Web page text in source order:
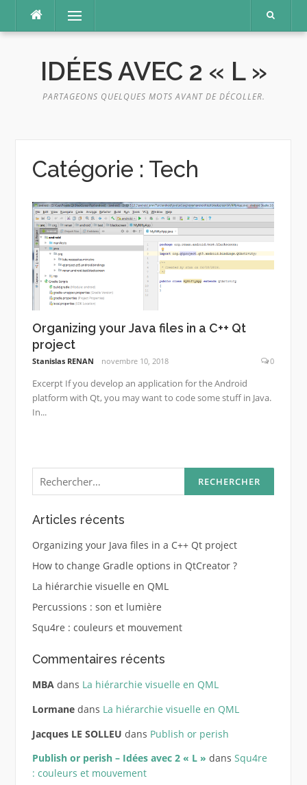
contenu
Menu
IDÉES AVEC 2 « L »
PARTAGEONS QUELQUES MOTS AVANT DE DÉCOLLER.
Catégorie : Tech
Organizing your Java files in a C++ Qt
project
Stanislas RENAN novembre 10, 2018 0
Excerpt If you develop an application for the Android
platform with Qt, you may want to code some stuff in Java.
In...
Rechercher :
Articles récents
Organizing your Java files in a C++ Qt project
How to change Gradle options in QtCreator ?
La hiérarchie visuelle en QML
Percussions : son et lumière
Squ4re : couleurs et mouvement
Commentaires récents
MBAdans La hiérarchie visuelle en QML
Lormanedans La hiérarchie visuelle en QML
Jacques LE SOLLEU dans Publish or perish
Publish or perish – Idées avec 2 « L » dans Squ4re
: couleurs et mouvement